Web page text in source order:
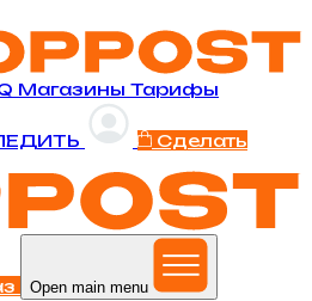
Магазины Тарифы
Сделать
Open main menu